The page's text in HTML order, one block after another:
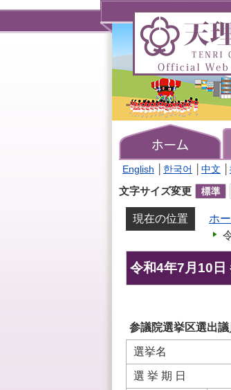
理
TENRI
Official
Site
English 한국어 中文
文字サイズ変更
現在の位置 ホ
令和4年7月10日
参議院選挙区選出
選挙名
選 挙 期 日